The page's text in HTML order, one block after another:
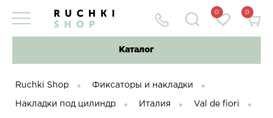
0 0
Каталог
Ruchki Shop Фиксаторы и накладки
Накладки под цилиндр Италия Val de fiori